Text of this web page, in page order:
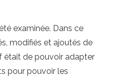
examinée. Dans ce
modifiés et ajoutés de
était de pouvoir adapter
pour pouvoir les